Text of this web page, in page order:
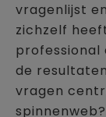
vragenlijst
zichzelf
professional
de
vragen